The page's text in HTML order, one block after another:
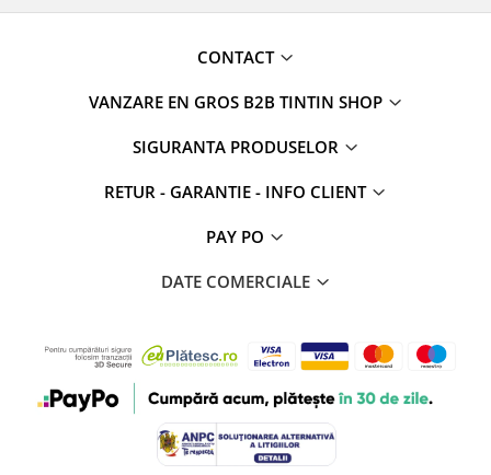
CONTACT
VANZARE EN GROS B2B TINTIN SHOP
SIGURANTA PRODUSELOR
RETUR - GARANTIE - INFO CLIENT
PAY PO
DATE COMERCIALE